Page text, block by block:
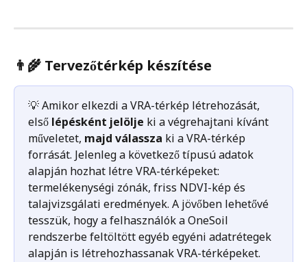
👨‍🌾 Tervezőtérkép készítése
💡 Amikor elkezdi a VRA-térkép létrehozását,
első lépésként jelölje ki a végrehajtani kívánt
műveletet, majd válassza ki a VRA-térkép
forrását. Jelenleg a következő típusú adatok
alapján hozhat létre VRA-térképeket:
termelékenységi zónák, friss NDVI-kép és
talajvizsgálati eredmények. A jövőben lehetővé
tesszük, hogy a felhasználók a OneSoil
rendszerbe feltöltött egyéb egyéni adatrétegek
alapján is létrehozhassanak VRA-térképeket.